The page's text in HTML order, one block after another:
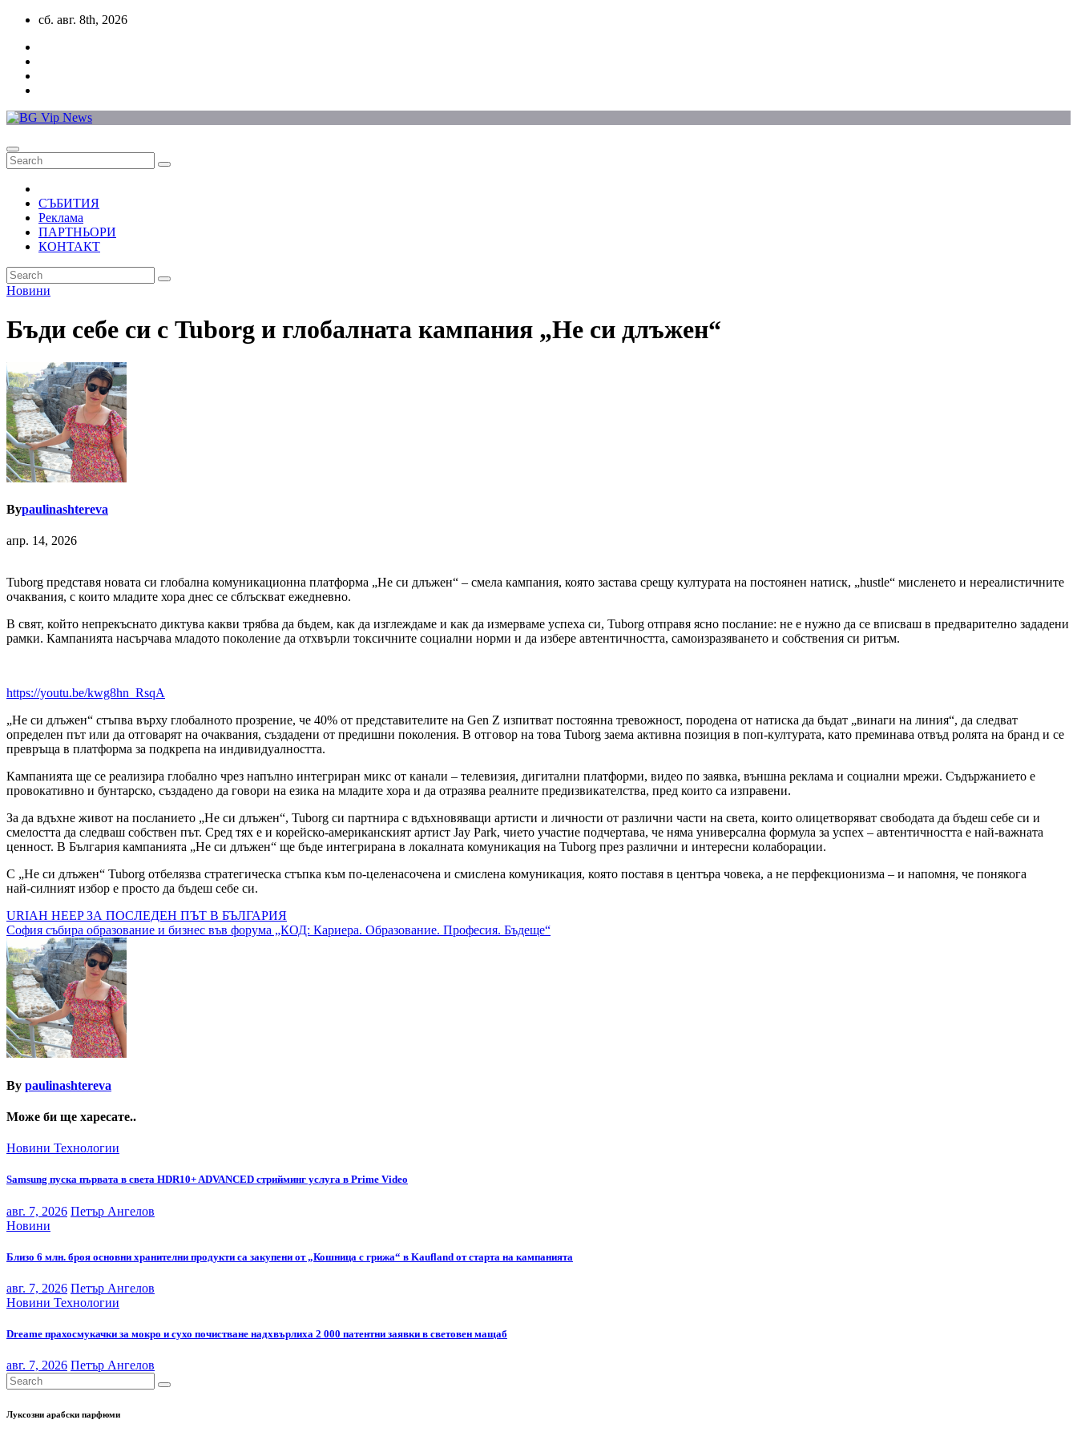
Skip
content
сб. авг. 8th, 2026
СЪБИТИЯ
Реклама
ПАРТНЬОРИ
КОНТАКТ
Новини
Бъди себе си с Tuborg и глобалната кампания „Не си длъжен“
Bypaulinashtereva
апр. 14, 2026
Tuborg представя новата си глобална комуникационна платформа „Не си длъжен“ – смела кампания, която застава срещу културата на постоянен натиск, „hustle“ мисленето и нереалистичните
очаквания, с които младите хора днес се сблъскват ежедневно.
В свят, който непрекъснато диктува какви трябва да бъдем, как да изглеждаме и как да измерваме успеха си, Tuborg отправя ясно послание: не е нужно да се вписваш в предварително зададени
рамки. Кампанията насърчава младото поколение да отхвърли токсичните социални норми и да избере автентичността, самоизразяването и собствения си ритъм.
https://youtu.be/kwg8hn_RsqA
„Не си длъжен“ стъпва върху глобалното прозрение, че 40% от представителите на Gen Z изпитват постоянна тревожност, породена от натиска да бъдат „винаги на линия“, да следват
определен път или да отговарят на очаквания, създадени от предишни поколения. В отговор на това Tuborg заема активна позиция в поп-културата, като преминава отвъд ролята на бранд и се
превръща в платформа за подкрепа на индивидуалността.
Кампанията ще се реализира глобално чрез напълно интегриран микс от канали – телевизия, дигитални платформи, видео по заявка, външна реклама и социални мрежи. Съдържанието е
провокативно и бунтарско, създадено да говори на езика на младите хора и да отразява реалните предизвикателства, пред които са изправени.
За да вдъхне живот на посланието „Не си длъжен“, Tuborg си партнира с вдъхновяващи артисти и личности от различни части на света, които олицетворяват свободата да бъдеш себе си и
смелостта да следваш собствен път. Сред тях е и корейско‑американският артист Jay Park, чието участие подчертава, че няма универсална формула за успех – автентичността е най‑важната
ценност. В България кампанията „Не си длъжен“ ще бъде интегрирана в локалната комуникация на Tuborg през различни и интересни колаборации.
С „Не си длъжен“ Tuborg отбелязва стратегическа стъпка към по‑целенасочена и смислена комуникация, която поставя в центъра човека, а не перфекционизма – и напомня, че понякога
най‑силният избор е просто да бъдеш себе си.
Навигация
URIAH HEEP ЗА ПОСЛЕДЕН ПЪТ В БЪЛГАРИЯ
София събира образование и бизнес във форума „КОД: Кариера. Образование. Професия. Бъдеще“
By paulinashtereva
Може би ще харесате..
Новини Технологии
Samsung пуска първата в света HDR10+ ADVANCED стрийминг услуга в Prime Video
авг. 7, 2026 Петър Ангелов
Новини
Близо 6 млн. броя основни хранителни продукти са закупени от „Кошница с грижа“ в Kaufland от старта на кампанията
авг. 7, 2026 Петър Ангелов
Новини Технологии
Dreame прахосмукачки за мокро и сухо почистване надхвърлиха 2 000 патентни заявки в световен мащаб
авг. 7, 2026 Петър Ангелов
Луксозни арабски парфюми